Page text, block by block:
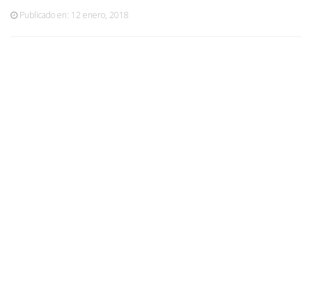
Publicado en: 12 enero, 2018